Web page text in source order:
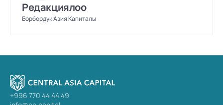
Редакциялоо
Борбордук Азия Капиталы
+996 770 44 44 49